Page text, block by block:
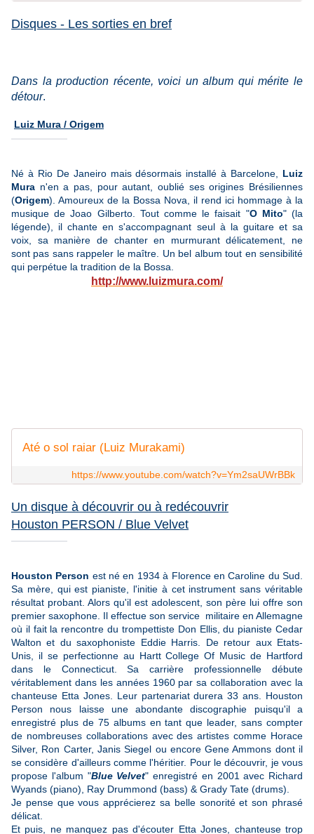
Disques - Les sorties en bref
Dans la production récente, voici un album qui mérite le
détour.
Luiz Mura / Origem
Né à Rio De Janeiro mais désormais installé à Barcelone, Luiz
Mura n'en a pas, pour autant, oublié ses origines Brésiliennes
(Origem). Amoureux de la Bossa Nova, il rend ici hommage à la
musique de Joao Gilberto. Tout comme le faisait "O Mito" (la
légende), il chante en s'accompagnant seul à la guitare et sa
voix, sa manière de chanter en murmurant délicatement, ne
sont pas sans rappeler le maître. Un bel album tout en sensibilité
qui perpétue la tradition de la Bossa.
http://www.luizmura.com/
Até o sol raiar (Luiz Murakami)
https://www.youtube.com/watch?v=Ym2saUWrBBk
Un disque à découvrir ou à redécouvrir
Houston PERSON / Blue Velvet
Houston Person est né en 1934 à Florence en Caroline du Sud.
Sa mère, qui est pianiste, l'initie à cet instrument sans véritable
résultat probant. Alors qu'il est adolescent, son père lui offre son
premier saxophone. Il effectue son service militaire en Allemagne
où il fait la rencontre du trompettiste Don Ellis, du pianiste Cedar
Walton et du saxophoniste Eddie Harris. De retour aux Etats-
Unis, il se perfectionne au Hartt College Of Music de Hartford
dans le Connecticut. Sa carrière professionnelle débute
véritablement dans les années 1960 par sa collaboration avec la
chanteuse Etta Jones. Leur partenariat durera 33 ans. Houston
Person nous laisse une abondante discographie puisqu'il a
enregistré plus de 75 albums en tant que leader, sans compter
de nombreuses collaborations avec des artistes comme Horace
Silver, Ron Carter, Janis Siegel ou encore Gene Ammons dont il
se considère d'ailleurs comme l'héritier. Pour le découvrir, je vous
propose l'album "Blue Velvet" enregistré en 2001 avec Richard
Wyands (piano), Ray Drummond (bass) & Grady Tate (drums).
Je pense que vous apprécierez sa belle sonorité et son phrasé
délicat.
Et puis, ne manquez pas d'écouter Etta Jones, chanteuse trop